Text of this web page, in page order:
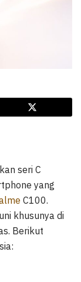
seri C
yang
C100.
khusunya di
Berikut